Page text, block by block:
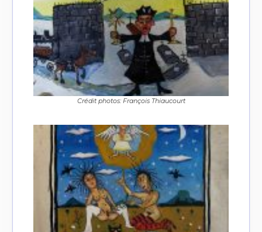
Crédit photos: François Thiaucourt